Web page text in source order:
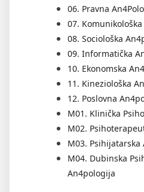
06. Pravna
07.
08. Sociološka
09. Informatička
10. Ekonomska
11. Kineziološka
12. Poslovna
M01. Klinička
M02.
M03. Psihijatarska
M04. Dubinska
An4pologija